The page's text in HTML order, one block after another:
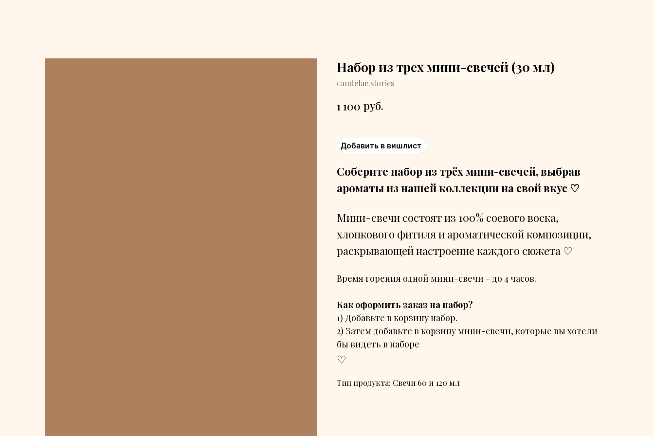
Набор из трех мини-свечей (30 мл)
candelae.stories
1 100 руб.
Добавить в вишлист
Соберите набор из трёх мини-свечей, выбрав
ароматы из нашей коллекции на свой вкус ♡
Мини-свечи состоят из 100% соевого воска,
хлопкового фитиля и ароматической композиции,
раскрывающей настроение каждого сюжета ♡
Время горения одной мини-свечи - до 4 часов.
Как оформить заказ на набор?
1) Добавьте в корзину набор.
2) Затем добавьте в корзину мини-свечи, которые вы хотели
бы видеть в наборе
♡
Тип продукта: Свечи 60 и 120 мл